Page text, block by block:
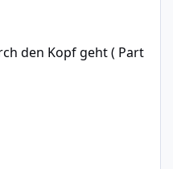
den Kopf geht ( Part